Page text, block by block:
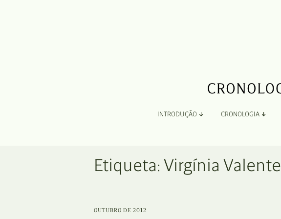
INTRODUÇÃO
Organização
CRONOLOGIA
Etiqueta: Virgínia Valente
OUTUBRO DE 2012